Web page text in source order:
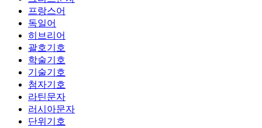
프랑스어
독일어
히브리어
괄호기호
학술기호
기술기호
첨자기호
라틴문자
러시아문자
단위기호